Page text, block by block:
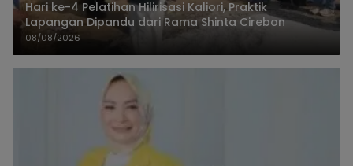
Hari ke-4 Pelatihan Hilirisasi Kaliori, Praktik
Lapangan Dipandu dari Rama Shinta Cirebon
08/08/2026